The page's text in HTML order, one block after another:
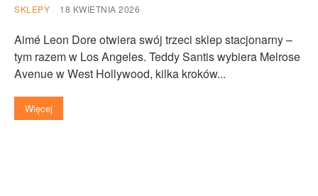
SKLEPY 18 KWIETNIA 2026
Aimé Leon Dore otwiera swój trzeci sklep stacjonarny –
tym razem w Los Angeles. Teddy Santis wybiera Melrose
Avenue w West Hollywood, kilka kroków...
Więcej